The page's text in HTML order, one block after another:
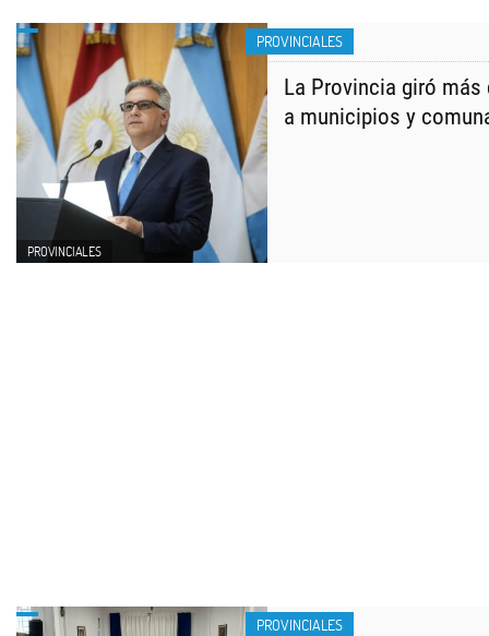
PROVINCIALES
PROVINCIALES
La Provincia giró
a municipios y
PROVINCIALES